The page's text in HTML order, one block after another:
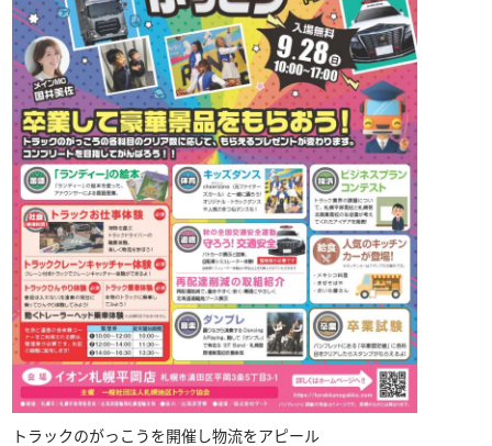
トラックのがっこうを開催し物流をアピール